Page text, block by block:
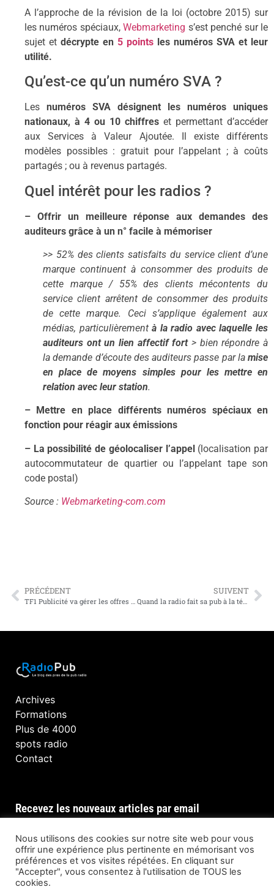
A l’approche de la révision de la loi (octobre 2015) sur
les numéros spéciaux,Webmarketing s’est penché sur le
sujet et décrypte en 5 points les numéros SVA et leur
utilité.
Qu’est-ce qu’un numéro SVA ?
Les numéros SVA désignent les numéros uniques
nationaux, à 4 ou 10 chiffres et permettant d’accéder
aux Services à Valeur Ajoutée. Il existe différents
modèles possibles : gratuit pour l’appelant ; à coûts
partagés ; ou à revenus partagés.
Quel intérêt pour les radios ?
– Offrir un meilleure réponse aux demandes des
auditeurs grâce à un n° facile à mémoriser
>> 52% des clients satisfaits du service client d’une
marque continuent à consommer des produits de
cette marque / 55% des clients mécontents du
service client arrêtent de consommer des produits
de cette marque. Ceci s’applique également aux
médias, particulièrementà la radio avec laquelle les
auditeurs ont un lien affectif fort> bien répondre à
la demande d’écoute des auditeurs passe par la mise
en place de moyens simples pour les mettre en
relation avec leur station.
– Mettre en place différents numéros spéciaux en
fonction pour réagir aux émissions
– La possibilité de géolocaliser l’appel(localisation par
autocommutateur de quartier ou l’appelant tape son
code postal)
Source : Webmarketing-com.com
PRÉCÉDENT SUIVENT
Quand la radio fait sa pub à la télé : RadioScope recense les spots TV des stations
Archives
Formations
Plus de 4000
spots radio
Contact
Recevez les nouveaux articles par email
INSCRIPTION
Nous utilisons des cookies sur notre site web pour vous
offrir une expérience plus pertinente en mémorisant vos
préférences et vos visites répétées. En cliquant sur
"Accepter", vous consentez à l'utilisation de TOUS les
cookies.